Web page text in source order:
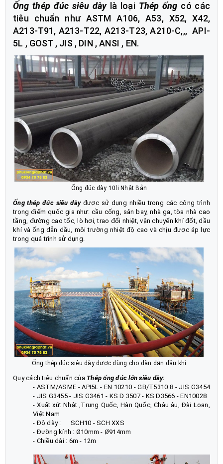
Ống thép đúc siêu dàylà loại Thép ống có các
tiêu chuẩn như ASTM A106, A53, X52, X42,
A213-T91, A213-T22, A213-T23, A210-C,,, API-
5L , GOST , JIS , DIN , ANSI , EN.
Ống đúc dày 10li Nhật Bản
Ống thép đúc siêu dàyđược sử dụng nhiều trong các công trình
trọng điểm quốc gia như: cầu cống, sân bay, nhà ga, tòa nhà cao
tầng, đường cao tốc, lò hơi, trao đổi nhiệt, vận chuyển khí đốt, dầu
khí và ống dẫn dầu, môi trường nhiệt độ cao và chịu được áp lực
trong quá trình sử dụng.
Ống thép đúc siêu dày được dùng cho dàn dẫn dầu khí
Quy cách tiêu chuẩn của Thép ống đúc lớn siêu dày:
- ASTM/ASME - API5L - EN 10210 - GB/T5310 8 - JIS G3454
- JIS G3455 - JIS G3461 - KS D 3507 - KS D3566 - EN10028
- Xuất xứ: Nhật ,Trung Quốc, Hàn Quốc, Châu âu, Đài Loan,
Việt Nam
- Độ dày : SCH10 - SCH XXS
- Đường kính : Ø10mm - Ø914mm
- Chiều dài : 6m - 12m